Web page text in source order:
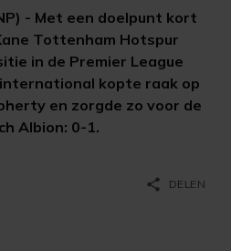
- Met een doelpunt kort
Tottenham Hotspur
in de Premier League
kopte raak op
en zorgde zo voor de
Albion: 0-1.
share DELEN